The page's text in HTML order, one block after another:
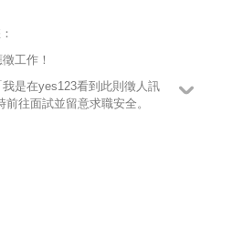
工作！
是在yes123看到此則徵人訊
往面試並留意求職安全。